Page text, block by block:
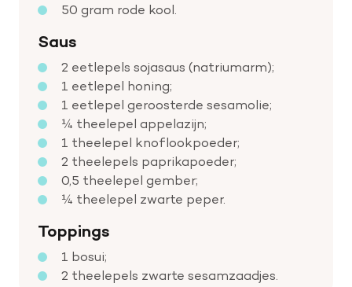
50 gram rode kool.
Saus
2 eetlepels sojasaus (natriumarm);
1 eetlepel honing;
1 eetlepel geroosterde sesamolie;
¼ theelepel appelazijn;
1 theelepel knoflookpoeder;
2 theelepels paprikapoeder;
0,5 theelepel gember;
¼ theelepel zwarte peper.
Toppings
1 bosui;
2 theelepels zwarte sesamzaadjes.